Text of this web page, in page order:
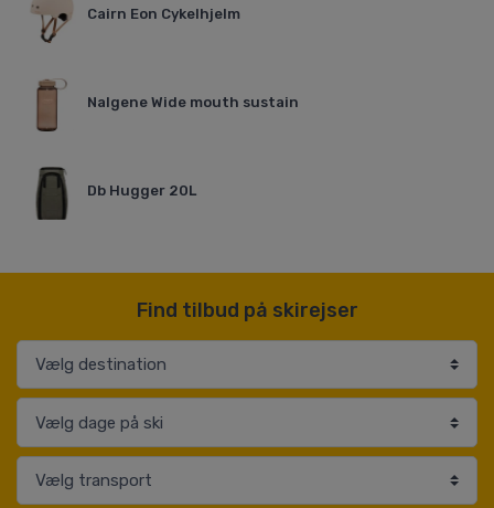
Cairn Eon Cykelhjelm
Nalgene Wide mouth sustain
Db Hugger 20L
Find tilbud på skirejser